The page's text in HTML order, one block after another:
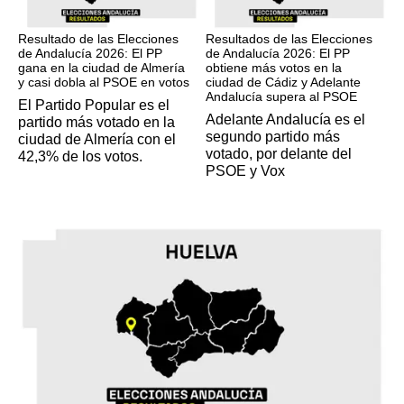
Resultado de las Elecciones
de Andalucía 2026: El PP
gana en la ciudad de Almería
y casi dobla al PSOE en votos
El Partido Popular es el
partido más votado en la
ciudad de Almería con el
42,3% de los votos.
Resultados de las Elecciones
de Andalucía 2026: El PP
obtiene más votos en la
ciudad de Cádiz y Adelante
Andalucía supera al PSOE
Adelante Andalucía es el
segundo partido más
votado, por delante del
PSOE y Vox